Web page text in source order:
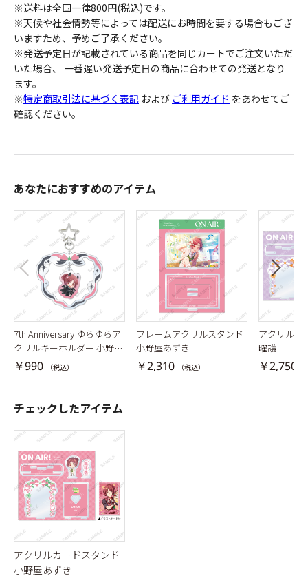
※送料は全国一律800円(税込)です。
※天候や社会情勢等によっては配送にお時間を要する場合もござ
いますため、予めご了承ください。
※発送予定日が記載されている商品を同じカートでご注文いただ
いた場合、 一番遅い発送予定日の商品に合わせての発送となり
ます。
※特定商取引法に基づく表記 および ご利用ガイド をあわせてご
確認ください。
あなたにおすすめのアイテム
7th Anniversary ゆらゆらア
クリルキーホルダー 小野屋
あずき
￥990 （税込）
フレームアクリルスタンド
小野屋あずき
￥2,310 （税込）
アクリルカ
曜護
￥2,750
チェックしたアイテム
アクリルカードスタンド
小野屋あずき